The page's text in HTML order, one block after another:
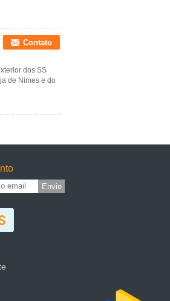
Contato
dos SS
de Nimes e do
Envie